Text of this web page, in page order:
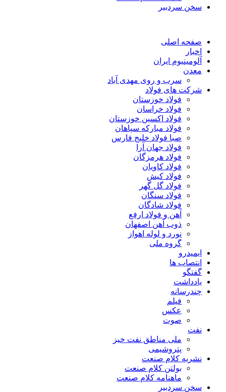
سخن سردبیر
صفحه اصلی
اخبار
آلومینیوم ایران
معدن
سرب و روی مهدی آباد
شرکت های فولاد
فولاد خوزستان
فولاد خراسان
فولاد اکسین خوزستان
فولاد مبارکه سپاهان
صبا فولاد خلیج فارس
فولاد جهان آرا
فولاد هرمزگان
فولاد کاویان
فولاد کیش
فولاد گل گهر
فولاد سنگان
فولاد شادگان
آهن و فولاد ارفع
ذوب آهن اصفهان
نورد و لوله اهواز
گروه ملی
ایمیدرو
انتصاب ها
گفتگو
یادداشت
چندرسانه
فیلم
عکس
صوت
نفت
ملی مناطق نفت خیز
پتروشیمی
نشریه کلام صنعت
بولتن کلام صنعت
ماهنامه کلام صنعت
سخن سردبیر